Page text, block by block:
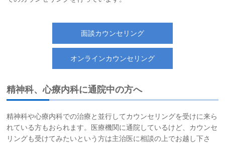
面談カウンセリング
オンラインカウンセリング
精神科、心療内科に通院中の方へ
精神科や心療内科での治療と並行してカウンセリングを受けに来ら
れている方もおられます。医療機関に通院しているけど、カウンセ
リングも受けてみたいという方は主治医に相談の上でお越し下さ